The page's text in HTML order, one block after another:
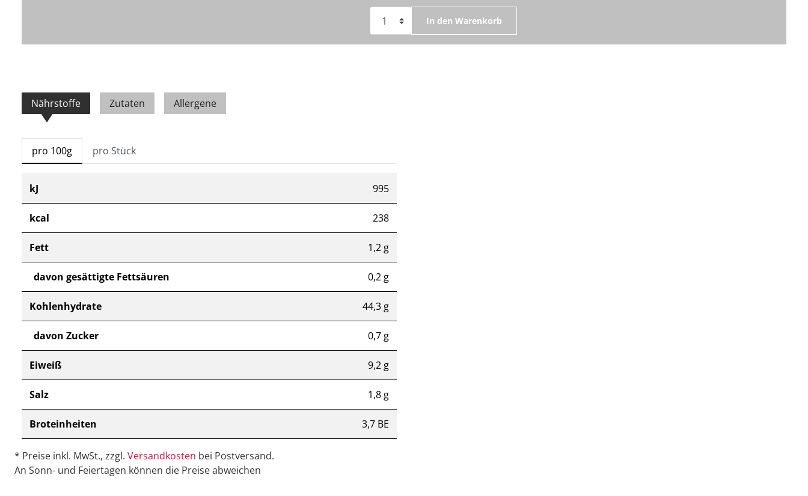
In den Warenkorb
Nährstoffe Zutaten Allergene
pro 100g pro Stück
kJ 995
kcal 238
Fett 1,2 g
davon gesättigte Fettsäuren 0,2 g
Kohlenhydrate 44,3 g
davon Zucker 0,7 g
Eiweiß 9,2 g
Salz 1,8 g
Broteinheiten 3,7 BE
* Preise inkl. MwSt., zzgl. Versandkosten bei Postversand.
An Sonn- und Feiertagen können die Preise abweichen